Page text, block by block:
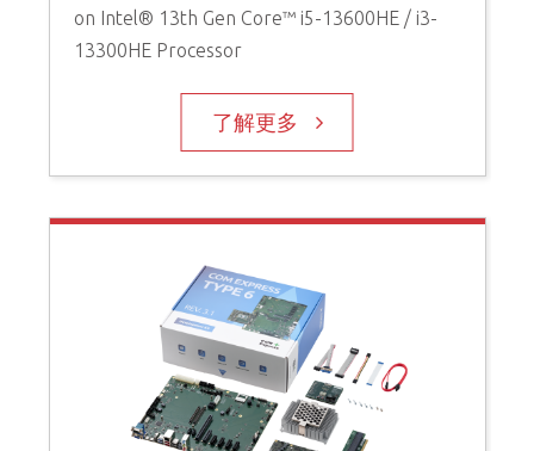
on Intel® 13th Gen Core™ i5-13600HE / i3-
13300HE Processor
了解更多